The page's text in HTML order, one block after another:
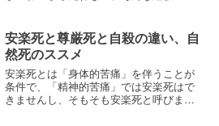
なものとして捉えることができ、自然死
とは何かを知った経験をお...
安楽死と尊厳死と自殺の違い、自
然死のススメ
安楽死とは「身体的苦痛」を伴うことが
条件で、「精神的苦痛」では安楽死はで
きませんし、そもそも安楽死と呼びませ